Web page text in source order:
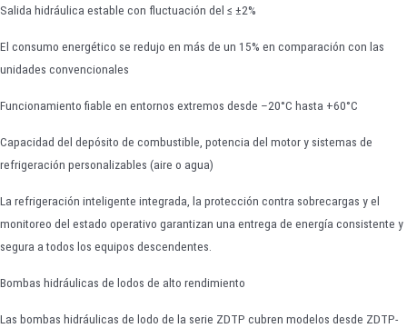
Salida hidráulica estable con fluctuación del ≤ ±2%
El consumo energético se redujo en más de un 15% en comparación con las
unidades convencionales
Funcionamiento fiable en entornos extremos desde –20°C hasta +60°C
Capacidad del depósito de combustible, potencia del motor y sistemas de
refrigeración personalizables (aire o agua)
La refrigeración inteligente integrada, la protección contra sobrecargas y el
monitoreo del estado operativo garantizan una entrega de energía consistente y
segura a todos los equipos descendentes.
Bombas hidráulicas de lodos de alto rendimiento
Las bombas hidráulicas de lodo de la serie ZDTP cubren modelos desde ZDTP-